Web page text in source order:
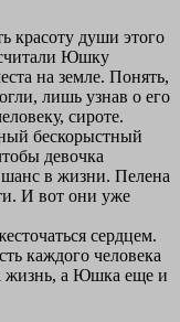
красоту души этого
Юшку
на земле. Понять,
лишь узнав о его
сироте.
бескорыстный
девочка
шанс в жизни. Пелена
И вот они уже
сердцем.
каждого человека
жизнь, а Юшка еще и